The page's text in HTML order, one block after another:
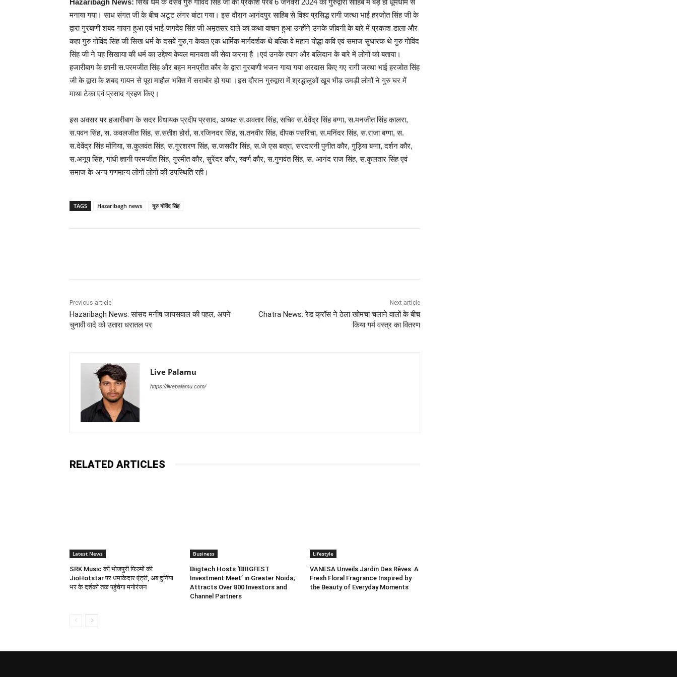
मनाया गया। साध संगत जी के बीच अटूट लंगर बांटा गया। इस दौरान आनंदपुर साहिब से विश्व प्रसिद्ध रागी जत्था भाई हरजोत सिंह जी के
द्वारा गुरबाणी शबद गायन हुआ एवं भाई जगदेव सिंह जी अमृतसर वाले का कथा वाचन हुआ उन्होंने उनके जीवनी के बारे में प्रकाश डाला और
कहा गुरु गोविंद सिंह जी सिख धर्म के दसवें गुरु,न केवल एक धार्मिक मार्गदर्शक थे बल्कि वे महान योद्धा कवि एवं समाज सुधारक थे गुरु गोविंद
सिंह जी ने यह सिखाया की धर्म का उद्देश्य केवल मानवता की सेवा करना है ।एवं उनके त्याग और बलिदान के बारे में लोगों को बताया।
हजारीबाग के ज्ञानी स.परमजीत सिंह और बहन मनप्रीत कौर के द्वारा गुरबाणी भजन गाया गया अरदास किए गए रागी जत्था भाई हरजोत सिंह
जी के द्वारा के शबद गायन से पूरा माहौल भक्ति में सराबोर हो गया ।इस दौरान गुरुद्वारा में श्रद्धालुओं खूब भीड़ उमड़ी लोगों ने गुरु घर में
माथा टेका एवं प्रसाद ग्रहण किए।
इस अवसर पर हजारीबाग के सदर विधायक प्रदीप प्रसाद, अध्यक्ष स.अवतार सिंह, सचिव स.देवेंद्र सिंह बग्गा, स.मनजीत सिंह कालरा,
स.पवन सिंह, स. कवलजीत सिंह, स.सतीश होर्रा, स.रजिनदर सिंह, स.तनवीर सिंह, दीपक पसरिचा, स.मनिंदर सिंह, स.राजा बग्गा, स.
स.देवेंद्र सिंह मोंगिया, स.कुलवंत सिंह, स.गुरशरण सिंह, स.जसवीर सिंह, स.जे एस बत्रा, सरदारनी पुनीत कौर, गुड़िया बग्गा, दर्शन कौर,
स.अनूप सिंह, गांधी ज्ञानी परमजीत सिंह, गुरमीत कौर, सुरेंदर कौर, स्वर्ण कौर, स.गुणवंत सिंह, स. आनंद राज सिंह, स.कुलतार सिंह एवं
समाज के अन्य गणमान्य लोगों लोगों की उपस्थिति रही।
TAGS Hazaribagh news गुरु गोविंद सिंह
Previous article
Hazaribagh News: सांसद मनीष जायसवाल की पहल, अपने
चुनावी वादे को उतारा धरातल पर
Next article
Chatra News: रेड क्रॉस ने ठेला खोमचा चलाने वालों के बीच
किया गर्म वस्त्र का वितरण
Live Palamu
https://livepalamu.com/
RELATED ARTICLES
Latest News
SRK Music की भोजपुरी फिल्मों की
JioHotstar पर धमाकेदार एंट्री, अब दुनिया
भर के दर्शकों तक पहुंचेगा मनोरंजन
Business
Biigtech Hosts ‘BIIIGFEST
Investment Meet’ in Greater Noida;
Attracts Over 800 Investors and
Channel Partners
Lifestyle
VANESA Unveils Jardin Des Rêves: A
Fresh Floral Fragrance Inspired by
the Beauty of Everyday Moments